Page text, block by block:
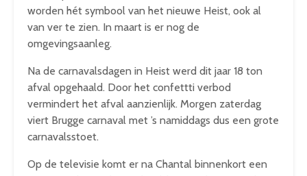
worden hét symbool van het nieuwe Heist, ook al
van ver te zien. In maart is er nog de
omgevingsaanleg.
Na de carnavalsdagen in Heist werd dit jaar 18 ton
afval opgehaald. Door het confettti verbod
vermindert het afval aanzienlijk. Morgen zaterdag
viert Brugge carnaval met ’s namiddags dus een grote
carnavalsstoet.
Op de televisie komt er na Chantal binnenkort een